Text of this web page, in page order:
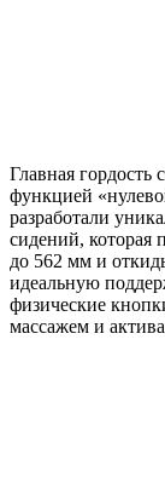
Главная гордость
функцией
разработали
сидений, которая
до 562 мм и
идеальную
физические
массажем и